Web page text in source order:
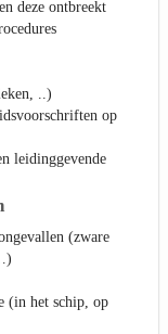
deze ontbreekt
..)
op
leidinggevende
(zware
(in het schip, op